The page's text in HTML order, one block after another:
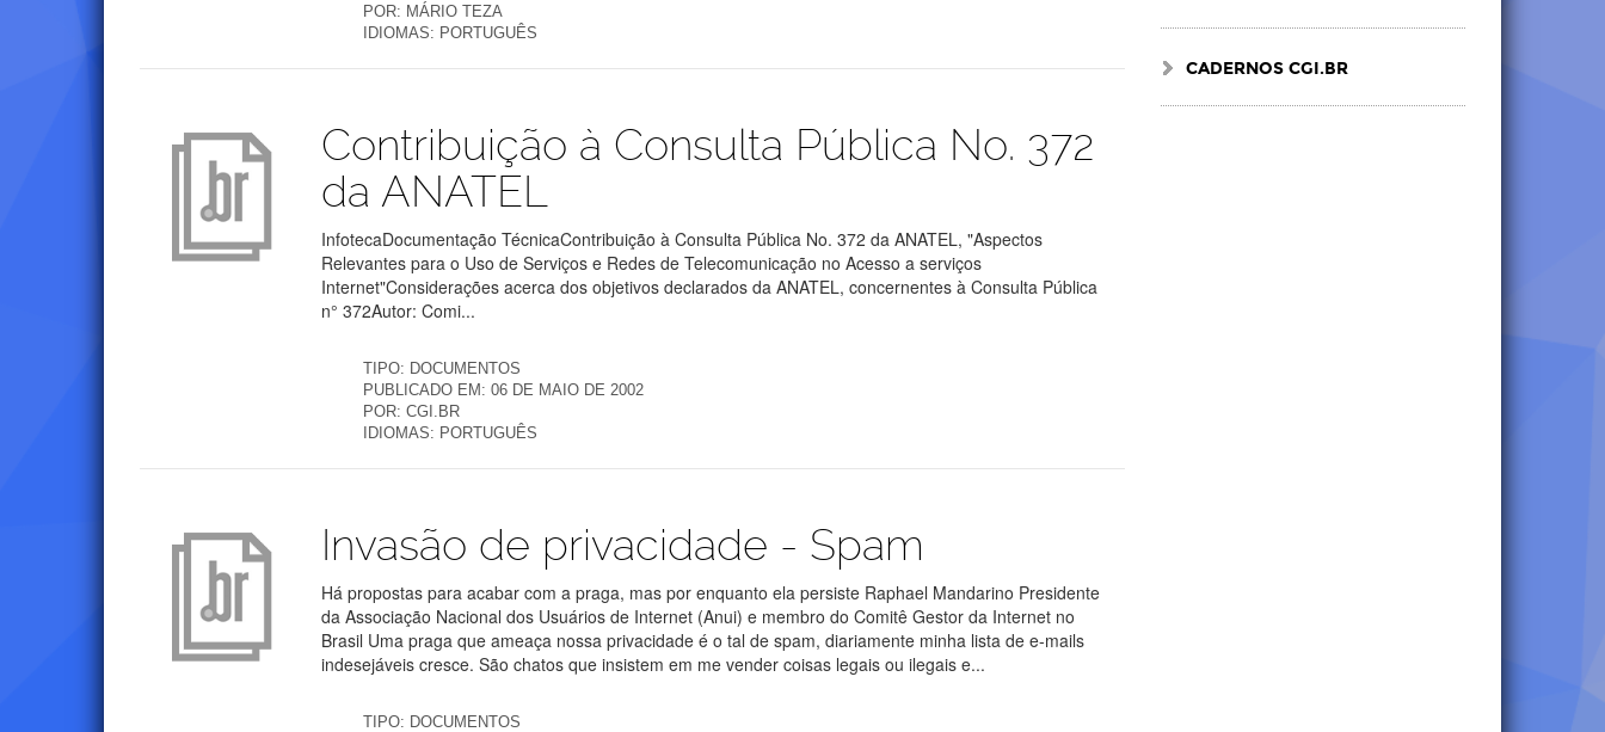
CADERNOS CGI.BR
POR: MÁRIO TEZA
IDIOMAS: PORTUGUÊS
PublicaçõesContribuição à Consulta Pública No. 372
da ANATEL
InfotecaDocumentação TécnicaContribuição à Consulta Pública No. 372 da ANATEL, "Aspectos
Relevantes para o Uso de Serviços e Redes de Telecomunicação no Acesso a serviços
Internet"Considerações acerca dos objetivos declarados da ANATEL, concernentes à Consulta Pública
n° 372Autor: Comi...
TIPO: DOCUMENTOS
PUBLICADO EM: 06 DE MAIO DE 2002
POR: CGI.BR
IDIOMAS: PORTUGUÊS
PublicaçõesInvasão de privacidade - Spam
Há propostas para acabar com a praga, mas por enquanto ela persiste Raphael Mandarino Presidente
da Associação Nacional dos Usuários de Internet (Anui) e membro do Comitê Gestor da Internet no
Brasil Uma praga que ameaça nossa privacidade é o tal de spam, diariamente minha lista de e-mails
indesejáveis cresce. São chatos que insistem em me vender coisas legais ou ilegais e...
TIPO: DOCUMENTOS